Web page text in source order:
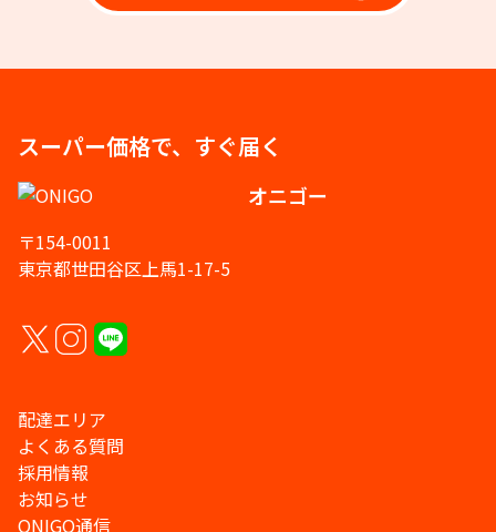
スーパー価格で、すぐ届く
オニゴー
〒154-0011
東京都世田谷区上馬1-17-5
配達エリア
よくある質問
採用情報
お知らせ
ONIGO通信